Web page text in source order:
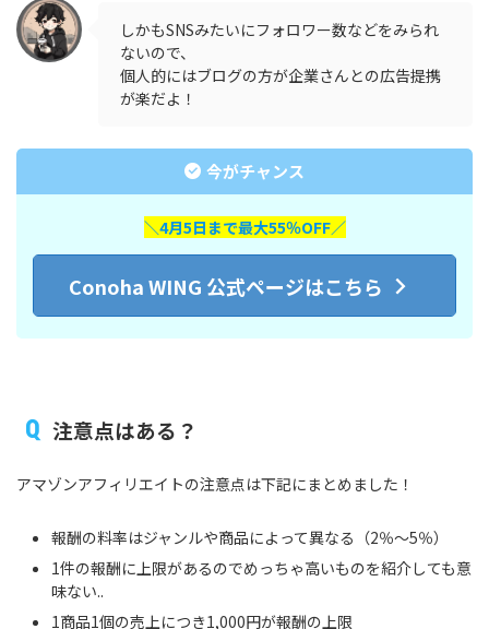
しかもSNSみたいにフォロワー数などをみられ
ないので、
個人的にはブログの方が企業さんとの広告提携
が楽だよ！
今がチャンス
＼4月5日まで最大55％OFF／
Conoha WING 公式ページはこちら
注意点はある？
アマゾンアフィリエイトの注意点は下記にまとめました！
報酬の料率はジャンルや商品によって異なる（2％〜5％）
1件の報酬に上限があるのでめっちゃ高いものを紹介しても意
味ない..
1商品1個の売上につき1,000円が報酬の上限